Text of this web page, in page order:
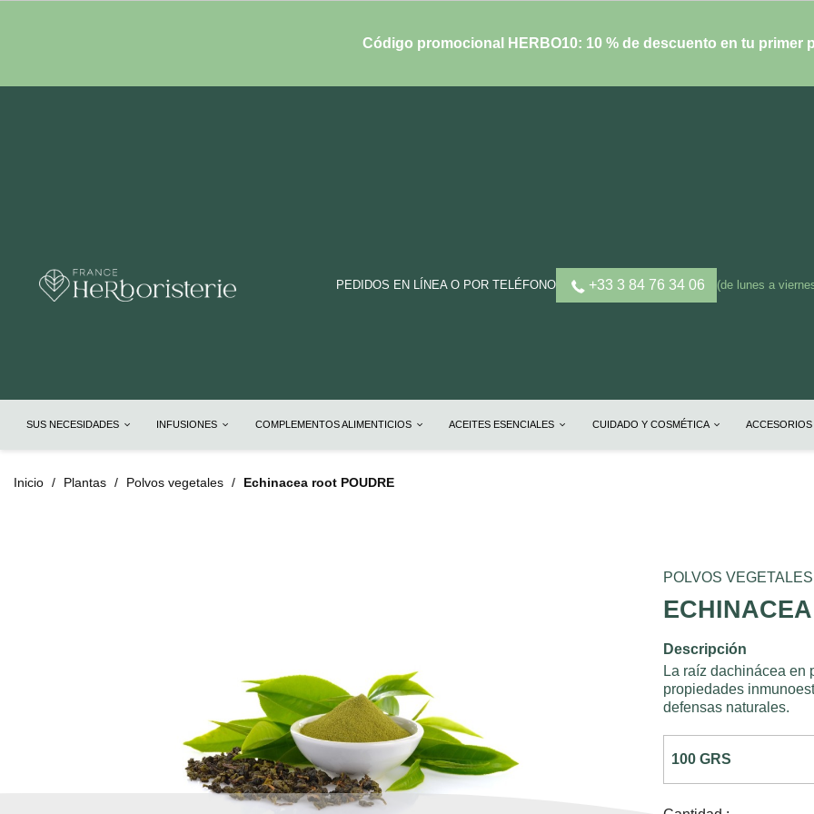
Código promocional HERBO10: 10 % de descuento en tu primer
PEDIDOS EN LÍNEA O POR TELÉFONO +33 3 84 76 34 06 (de lunes a
SUS NECESIDADES INFUSIONES COMPLEMENTOS ALIMENTICIOS ACEITES ESENCIALES CUIDADO Y COSMÉTICA
Inicio Plantas Polvos vegetales Echinacea root POUDRE
POLVOS VEGETALES
Descripción
La raíz dachinácea en
propiedades
defensas naturales.